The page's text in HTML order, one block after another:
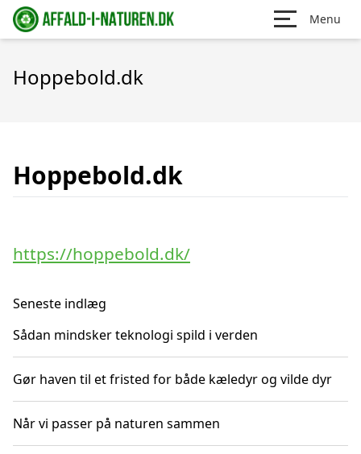
Menu
Hoppebold.dk
Hoppebold.dk
https://hoppebold.dk/
Seneste indlæg
Sådan mindsker teknologi spild i verden
Gør haven til et fristed for både kæledyr og vilde dyr
Når vi passer på naturen sammen